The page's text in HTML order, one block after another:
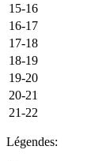
15-16
16-17
17-18
18-19
19-20
20-21
21-22
Légendes: